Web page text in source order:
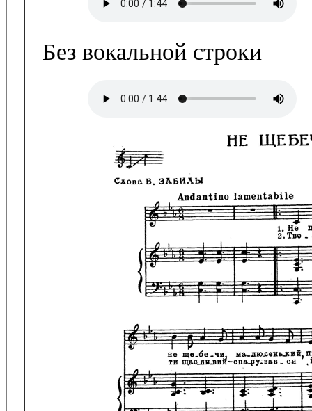
Без вокальной строки